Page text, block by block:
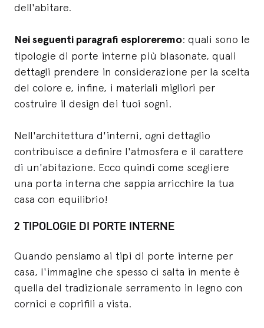
dell'abitare.
Nei seguenti paragrafi esploreremo: quali sono le
tipologie di porte interne più blasonate, quali
dettagli prendere in considerazione per la scelta
del colore e, infine, i materiali migliori per
costruire il design dei tuoi sogni.
Nell'architettura d'interni, ogni dettaglio
contribuisce a definire l'atmosfera e il carattere
di un'abitazione. Ecco quindi come scegliere
una porta interna che sappia arricchire la tua
casa con equilibrio!
2 TIPOLOGIE DI PORTE INTERNE
Quando pensiamo ai tipi di porte interne per
casa, l'immagine che spesso ci salta in mente è
quella del tradizionale serramento in legno con
cornici e coprifili a vista.